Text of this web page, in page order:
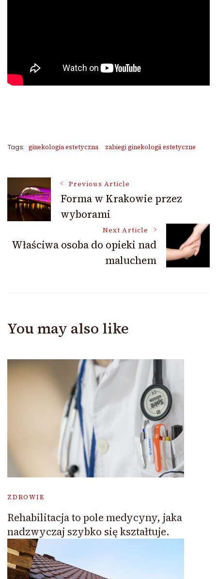
Tags: ginekologia estetyczna zabiegi ginekologii estetyczne
Post
Navigation
Previous Article
Forma w Krakowie przez
wyborami
Next Article
Właściwa osoba do opieki nad
maluchem
You may also like
ZDROWIE
Rehabilitacja to pole medycyny, jaka
nadzwyczaj szybko się kształtuje.